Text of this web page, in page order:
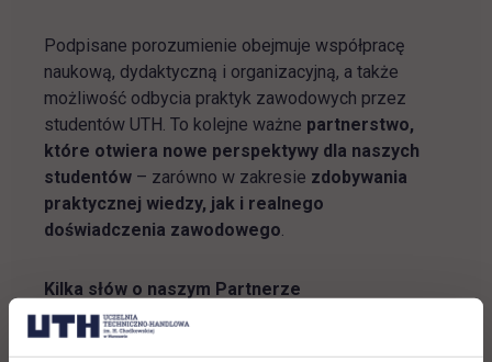
Podpisane porozumienie obejmuje współpracę
naukową, dydaktyczną i organizacyjną, a także
możliwość odbycia praktyk zawodowych przez
studentów UTH. To kolejne ważne partnerstwo,
które otwiera nowe perspektywy dla naszych
studentów – zarówno w zakresie zdobywania
praktycznej wiedzy, jak i realnego
doświadczenia zawodowego
Kilka słów o naszym Partnerze